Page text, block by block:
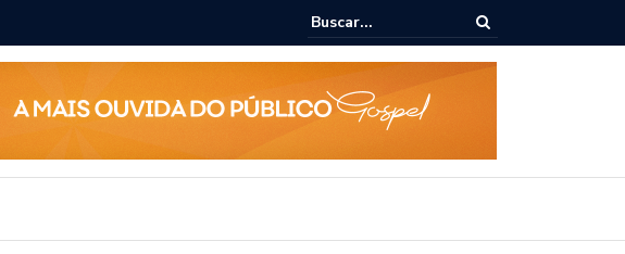
Brasil repudia revogação de visto de embaixadora nos EUA